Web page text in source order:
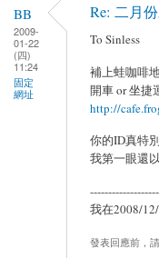
BB
2009-
01-22
(四)
11:24
固定
網址
Re: 二月
To Sinless
補上蛙咖啡
開車 or 坐捷
http://
你的ID真特
我第一眼還
我在2008/
發表回應前，